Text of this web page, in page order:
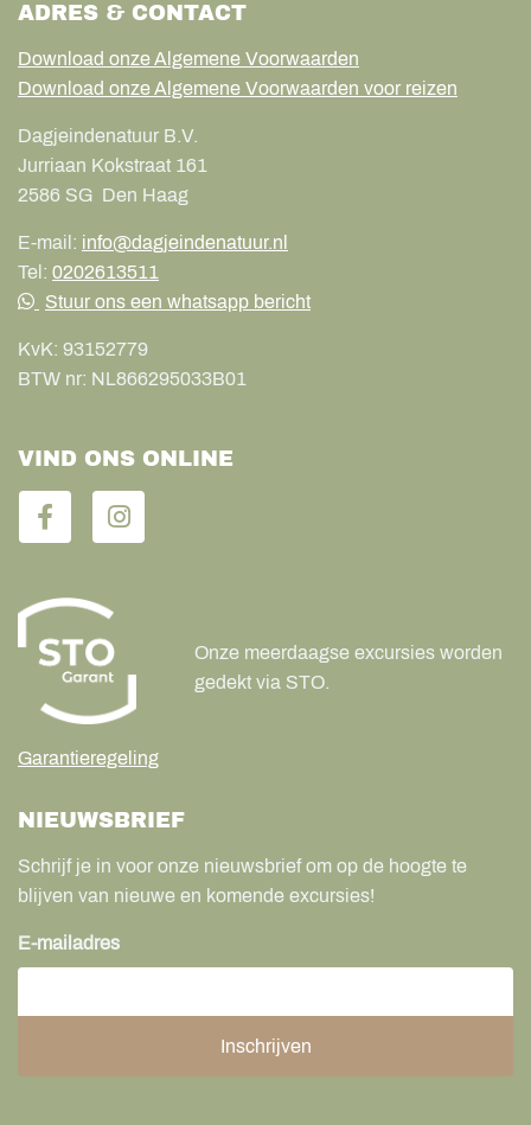
ADRES & CONTACT
Download onze Algemene Voorwaarden
Download onze Algemene Voorwaarden voor reizen
Dagjeindenatuur B.V.
Jurriaan Kokstraat 161
2586 SG Den Haag
E-mail: info@dagjeindenatuur.nl
Tel: 0202613511
Stuur ons een whatsapp bericht
KvK: 93152779
BTW nr: NL866295033B01
VIND ONS ONLINE
Garantieregeling
Onze meerdaagse excursies worden
gedekt via STO.
NIEUWSBRIEF
Schrijf je in voor onze nieuwsbrief om op de hoogte te
blijven van nieuwe en komende excursies!
E-mailadres